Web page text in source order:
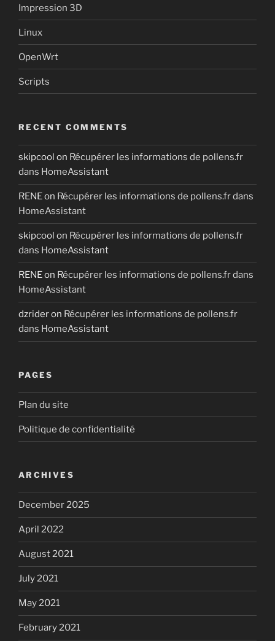
Impression 3D
Linux
OpenWrt
Scripts
RECENT COMMENTS
skipcool on Récupérer les informations de pollens.fr
dans HomeAssistant
RENEon Récupérer les informations de pollens.fr dans
HomeAssistant
skipcool on Récupérer les informations de pollens.fr
dans HomeAssistant
RENEon Récupérer les informations de pollens.fr dans
HomeAssistant
dzrideron Récupérer les informations de pollens.fr
dans HomeAssistant
PAGES
Plan du site
Politique de confidentialité
ARCHIVES
December 2025
April 2022
August 2021
July 2021
May 2021
February 2021